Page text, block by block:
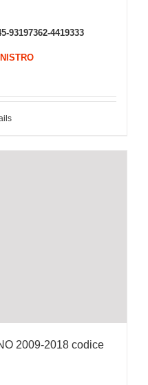
93197362-4419333
2009-2018 codice